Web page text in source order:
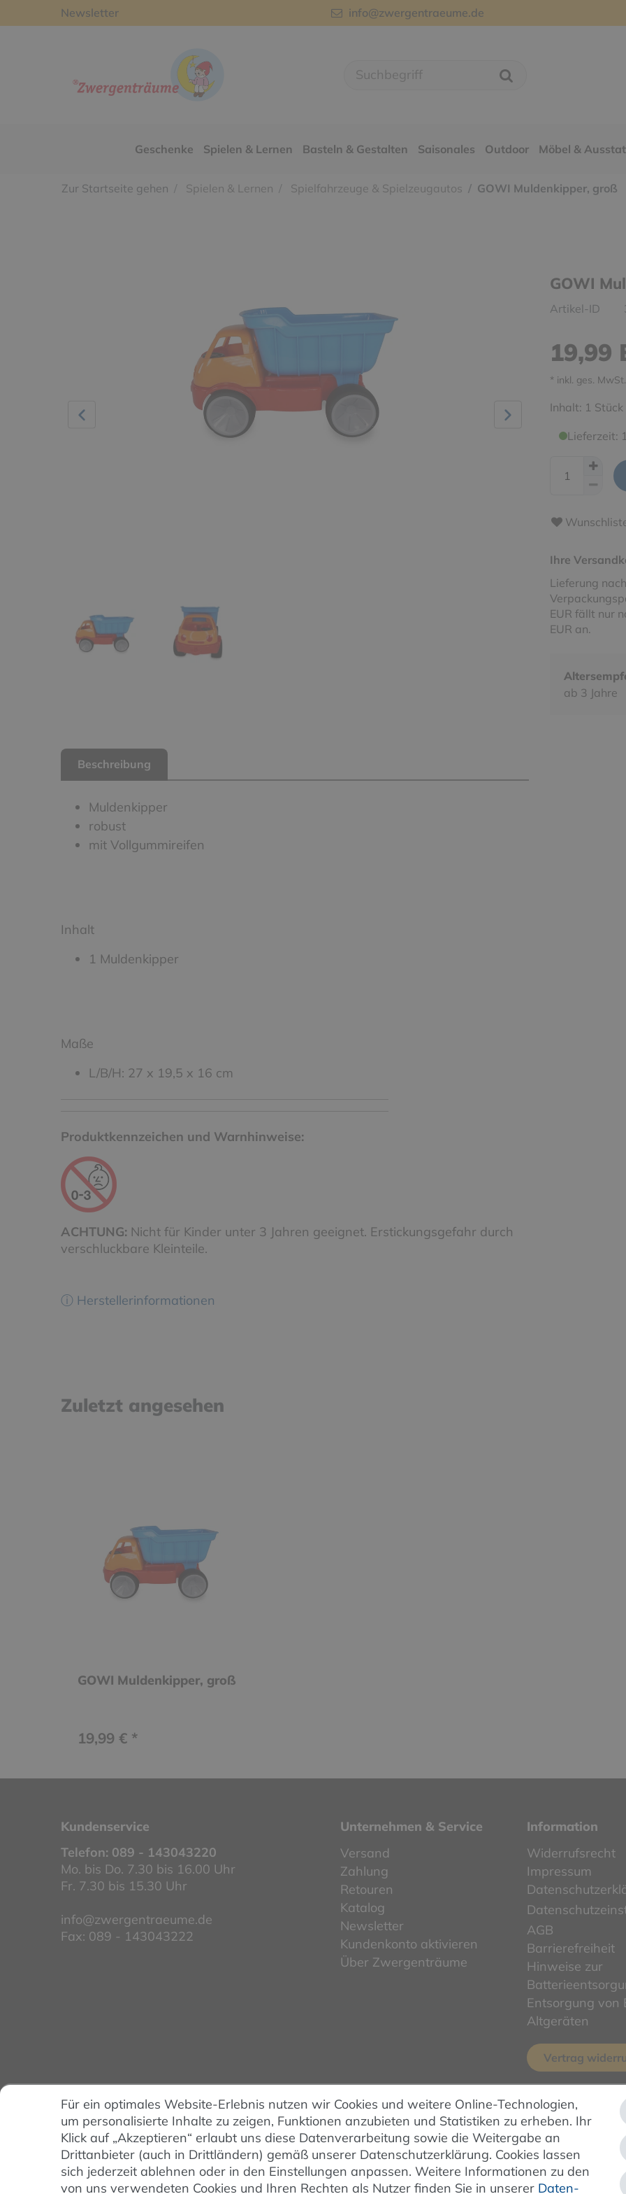
Newsletter
info@zwergentraeume.de
Geschenke Spielen & Lernen Basteln & Gestalten Saisonales Outdoor Möbel &
Zur Startseite gehen Spielen & Lernen Spielfahrzeuge & Spielzeugautos GOWI Muldenkipper, groß
GOWI
Artikel-ID
19,99
* inkl. ges.
Inhalt: 1 Stück
Lieferzeit:
Ihre
Lieferung
EUR fällt nur
EUR an.
ab 3 Jahre
Beschreibung
Muldenkipper
robust
mit Vollgummireifen
Inhalt
1 Muldenkipper
Maße
L/B/H: 27 x 19,5 x 16 cm
Produktkennzeichen und Warnhinweise:
ACHTUNG: Nicht für Kinder unter 3 Jahren geeignet. Erstickungsgefahr durch
verschluckbare Kleinteile.
ⓘ Herstellerinformationen
Zuletzt angesehen
GOWI Muldenkipper, groß
19,99 € *
Kundenservice
Telefon: 089 - 143043220
Mo. bis Do. 7.30 bis 16.00 Uhr
Fr. 7.30 bis 15.30 Uhr
info@zwergentraeume.de
Fax: 089 - 143043222
Unternehmen & Service
Versand
Zahlung
Retouren
Katalog
Newsletter
Kundenkonto aktivieren
Über Zwergenträume
Information
Widerrufsrecht
Impressum
AGB
Barrierefreiheit
Hinweise zur
Entsorgung von
Altgeräten
Vertrag
ZAHLUNG & VERSAND
Für ein optimales Website-Erlebnis nutzen wir Cookies und weitere Online-Technologien,
um personalisierte Inhalte zu zeigen, Funktionen anzubieten und Statistiken zu erheben. Ihr
Klick auf „Akzeptieren“ erlaubt uns diese Datenverarbeitung sowie die Weitergabe an
Drittanbieter (auch in Drittländern) gemäß unserer Datenschutzerklärung. Cookies lassen
sich jederzeit ablehnen oder in den Einstellungen anpassen. Weitere Informationen zu den
von uns verwendeten Cookies und Ihren Rechten als Nutzer finden Sie in unserer Daten­